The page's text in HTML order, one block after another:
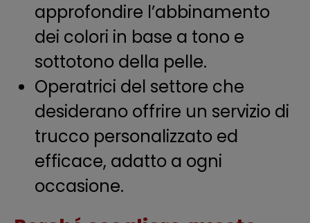
approfondire l’abbinamento
dei colori in base a tono e
sottotono della pelle.
Operatrici del settore che
desiderano offrire un servizio di
trucco personalizzato ed
efficace, adatto a ogni
occasione.